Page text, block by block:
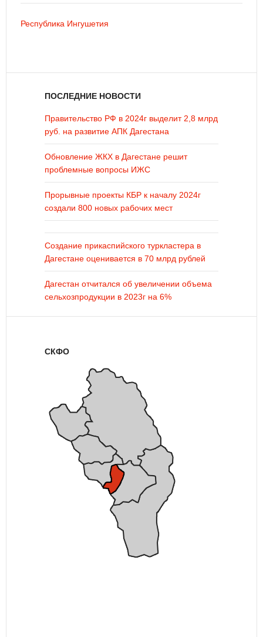
Республика Ингушетия
ПОСЛЕДНИЕ НОВОСТИ
Правительство РФ в 2024г выделит 2,8 млрд
руб. на развитие АПК Дагестана
Обновление ЖКХ в Дагестане решит
проблемные вопросы ИЖС
Прорывные проекты КБР к началу 2024г
создали 800 новых рабочих мест
Создание прикаспийского туркластера в
Дагестане оценивается в 70 млрд рублей
Дагестан отчитался об увеличении объема
сельхозпродукции в 2023г на 6%
СКФО